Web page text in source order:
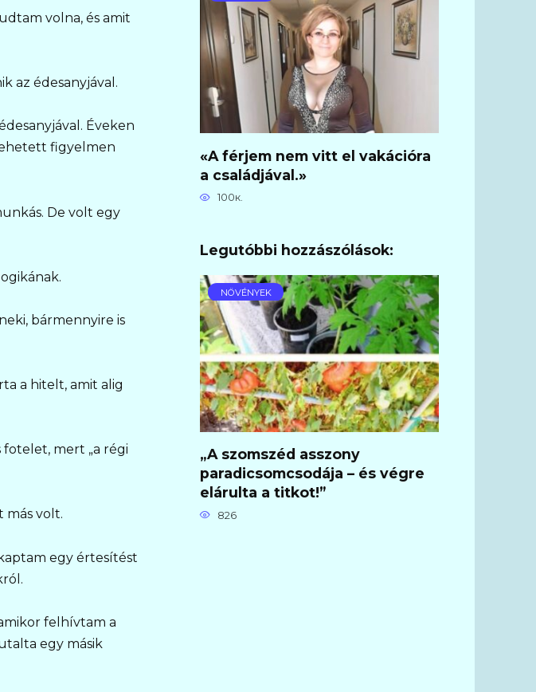
volna, és amit
az édesanyjával.
Éveken
figyelmen
De volt egy
bármennyire is
a hitelt, amit alig
mert „a régi
más volt.
egy értesítést
felhívtam a
egy másik
«A férjem nem vitt el vakációra
a családjával.»
100к.
Legutóbbi hozzászólások:
NÖVÉNYEK
„A szomszéd asszony
paradicsomcsodája – és végre
elárulta a titkot!”
826